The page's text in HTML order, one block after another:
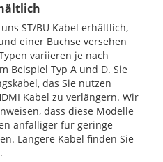
ST/BU Kabel erhältlich,
einer Buchse versehen
variieren je nach
Beispiel Typ A und D. Sie
das Sie nutzen
Kabel zu verlängern. Wir
dass diese Modelle
anfälliger für geringe
Längere Kabel finden Sie